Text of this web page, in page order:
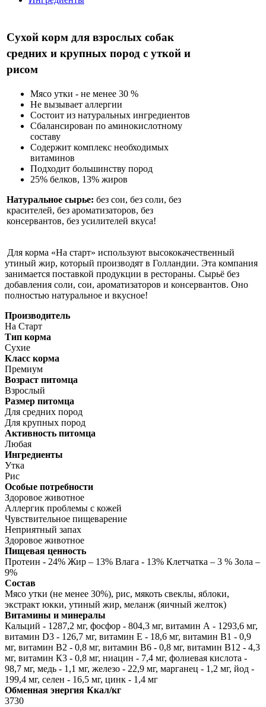
Сухой корм для взрослых собак
средних и крупных пород с уткой и
рисом
Мясо утки - не менее 30 %
Не вызывает аллергии
Состоит из натуральных ингредиентов
Сбалансирован по аминокислотному
составу
Содержит комплекс необходимых
витаминов
Подходит большинству пород
25% белков, 13% жиров
Натуральное сырье: без сои, без соли, без
красителей, без ароматизаторов, без
консервантов, без усилителей вкуса!
Для корма «На старт» используют высококачественный
утиный жир, который производят в Голландии. Эта компания
занимается поставкой продукции в рестораны. Сырьё без
добавления соли, сои, ароматизаторов и консервантов. Оно
полностью натуральное и вкусное!
Производитель
На Старт
Тип корма
Сухие
Класс корма
Премиум
Возраст питомца
Взрослый
Размер питомца
Для средних пород
Для крупных пород
Активность питомца
Любая
Ингредиенты
Утка
Рис
Особые потребности
Здоровое животное
Аллергик проблемы с кожей
Чувствительное пищеварение
Неприятный запах
Здоровое животное
Пищевая ценность
Протеин - 24% Жир – 13% Влага - 13% Клетчатка – 3 % Зола –
9%
Состав
Мясо утки (не менее 30%), рис, мякоть свеклы, яблоки,
экстракт юкки, утиный жир, меланж (яичный желток)
Витамины и минералы
Кальций - 1287,2 мг, фосфор - 804,3 мг, витамин А - 1293,6 мг,
витамин D3 - 126,7 мг, витамин Е - 18,6 мг, витамин В1 - 0,9
мг, витамин В2 - 0,8 мг, витамин В6 - 0,8 мг, витамин В12 - 4,3
мг, витамин К3 - 0,8 мг, ниацин - 7,4 мг, фолиевая кислота -
98,7 мг, медь - 1,1 мг, железо - 22,9 мг, марганец - 1,2 мг, йод -
199,4 мг, селен - 16,5 мг, цинк - 1,4 мг
Обменная энергия Ккал/кг
3730